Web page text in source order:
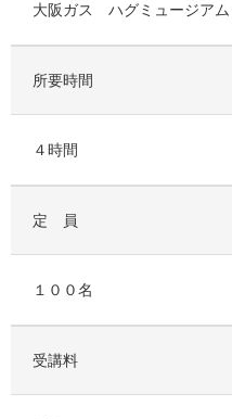
大阪ガス ハグミュージア
所要時間
４時間
定 員
１００名
受講料